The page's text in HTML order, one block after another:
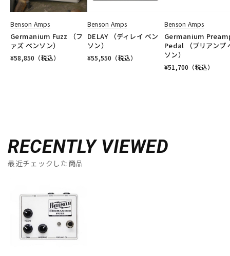
Benson Amps
Germanium Fuzz （フ
ァズ ベンソン）
¥58,850 （税込）
Benson Amps
DELAY （ディレイ ベン
ソン）
¥55,550 （税込）
Benson Amps
Germanium
Pedal （プリアンプ
ソン）
¥51,700 （税込）
RECENTLY VIEWED
最近チェックした商品